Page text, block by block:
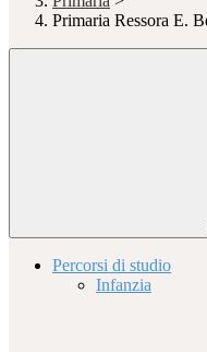
Primaria Ressora E.
Percorsi di studio
Infanzia